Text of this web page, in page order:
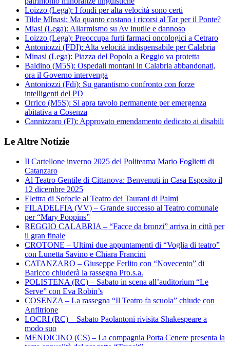
Loizzo (Lega): I fondi per alta velocità sono certi
Tilde MInasi: Ma quanto costano i ricorsi al Tar per il Ponte?
Miasi (Lega): Allarmismo su Av inutile e dannoso
Loizzo (Lega): Preoccupa furti farmaci oncologici a Cetraro
Antoniozzi (FDI): Alta velocità indispensabile per Calabria
Minasi (Lega): Piazza del Popolo a Reggio va protetta
Baldino (M5S): Ospedali montani in Calabria abbandonati,
ora il Governo intervenga
Antoniozzi (Fdi): Su garantismo confronto con forze
intelligenti del PD
Orrico (M5S): Si apra tavolo permanente per emergenza
abitativa a Cosenza
Cannizzaro (FI): Approvato emendamento dedicato ai disabili
Le Altre Notizie
Il Cartellone inverno 2025 del Politeama Mario Foglietti di
Catanzaro
Al Teatro Gentile di Cittanova: Benvenuti in Casa Esposito il
12 dicembre 2025
Elettra di Sofocle al Teatro dei Taurani di Palmi
FILADELFIA (VV) – Grande successo al Teatro comunale
per “Mary Poppins”
REGGIO CALABRIA – “Facce da bronzi” arriva in città per
il gran finale
CROTONE – Ultimi due appuntamenti di “Voglia di teatro”
con Lunetta Savino e Chiara Francini
CATANZARO – Giuseppe Ferlito con “Novecento” di
Baricco chiuderà la rassegna Pro.s.a.
POLISTENA (RC) – Sabato in scena all’auditorium “Le
Serve” con Eva Robin’s
COSENZA – La rassegna “Il Teatro fa scuola” chiude con
Anfitrione
LOCRI (RC) – Sabato Paolantoni rivisita Shakespeare a
modo suo
MENDICINO (CS) – La compagnia Porta Cenere presenta la